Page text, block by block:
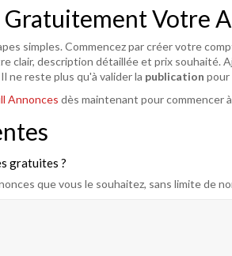
Votre
simples. Commencez par créer votre
clair, description détaillée et prix souhaité.
reste plus qu'à valider la publication pour
Annonces dès maintenant pour commencer
gratuites ?
que vous le souhaitez, sans limite de